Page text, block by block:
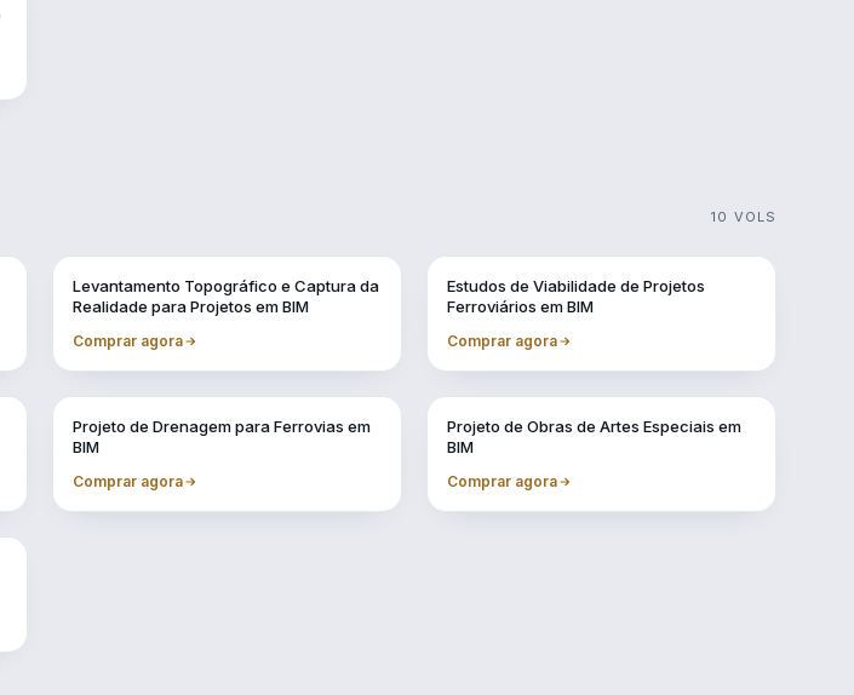
10 VOLS
Levantamento Topográfico e Captura da
Realidade para Projetos em BIM
Comprar agora
Estudos de Viabilidade de Projetos
Ferroviários em BIM
Comprar agora
Projeto de Drenagem para Ferrovias em
BIM
Comprar agora
Projeto de Obras de Artes Especiais em
BIM
Comprar agora